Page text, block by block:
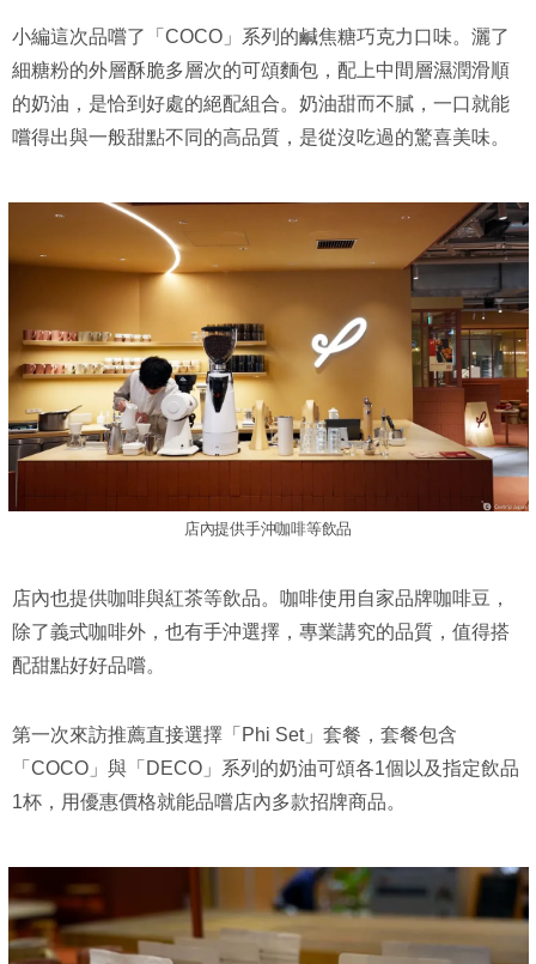
小編這次品嚐了「COCO」系列的鹹焦糖巧克力口味。灑了
細糖粉的外層酥脆多層次的可頌麵包，配上中間層濕潤滑順
的奶油，是恰到好處的絕配組合。奶油甜而不膩，一口就能
嚐得出與一般甜點不同的高品質，是從沒吃過的驚喜美味。
店內提供手沖咖啡等飲品
店內也提供咖啡與紅茶等飲品。咖啡使用自家品牌咖啡豆，
除了義式咖啡外，也有手沖選擇，專業講究的品質，值得搭
配甜點好好品嚐。
第一次來訪推薦直接選擇「Phi Set」套餐，套餐包含
「COCO」與「DECO」系列的奶油可頌各1個以及指定飲品
1杯，用優惠價格就能品嚐店內多款招牌商品。